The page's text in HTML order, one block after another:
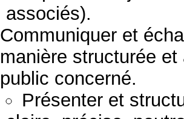
associés).
Communiquer et
manière structurée
public concerné.
Présenter et